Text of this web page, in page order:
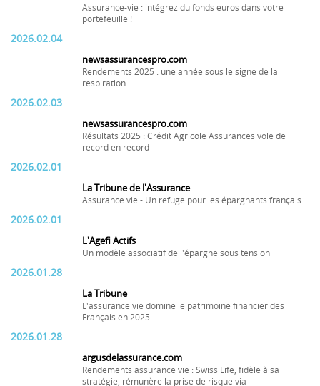
Assurance-vie : intégrez du fonds euros dans votre
portefeuille !
2026.02.04
newsassurancespro.com
Rendements 2025 : une année sous le signe de la
respiration
2026.02.03
newsassurancespro.com
Résultats 2025 : Crédit Agricole Assurances vole de
record en record
2026.02.01
La Tribune de l'Assurance
Assurance vie - Un refuge pour les épargnants français
2026.02.01
L'Agefi Actifs
Un modèle associatif de l'épargne sous tension
2026.01.28
La Tribune
L'assurance vie domine le patrimoine financier des
Français en 2025
2026.01.28
argusdelassurance.com
Rendements assurance vie : Swiss Life, fidèle à sa
stratégie, rémunère la prise de risque via